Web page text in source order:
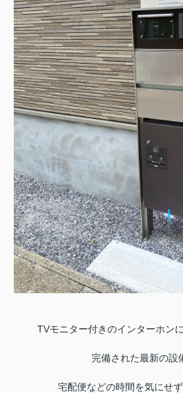
TVモニター付きのインターホン
完備された最新の設
宅配便などの時間を気にせ